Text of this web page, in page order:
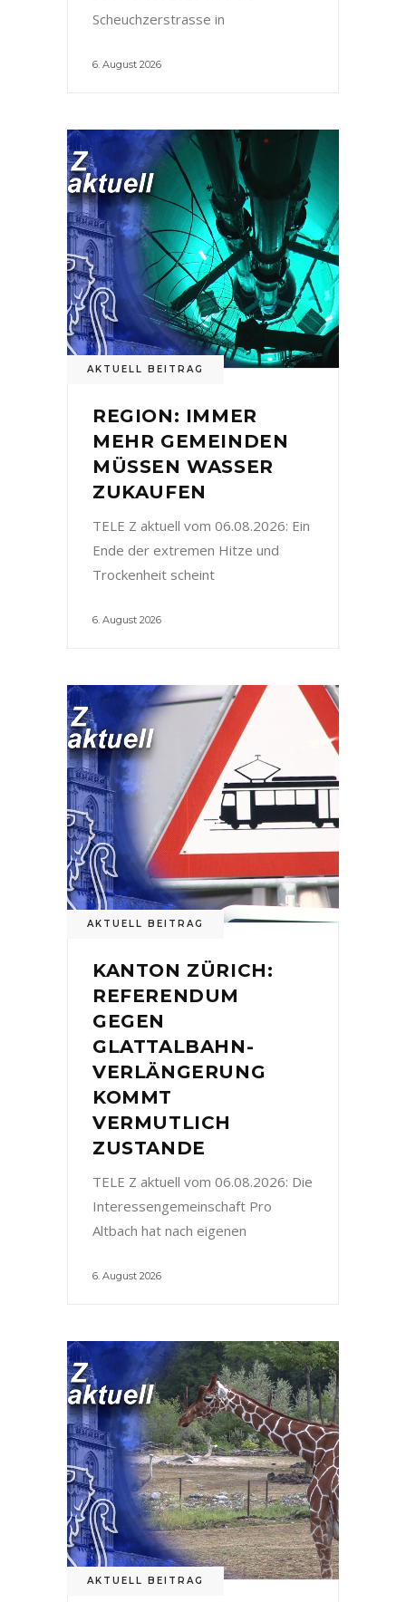
Scheuchzerstrasse in
6. August 2026
AKTUELL BEITRAG
REGION: IMMER
MEHR GEMEINDEN
MÜSSEN WASSER
ZUKAUFEN
TELE Z aktuell vom 06.08.2026: Ein
Ende der extremen Hitze und
Trockenheit scheint
6. August 2026
AKTUELL BEITRAG
KANTON ZÜRICH:
REFERENDUM
GEGEN
GLATTALBAHN-
VERLÄNGERUNG
KOMMT
VERMUTLICH
ZUSTANDE
TELE Z aktuell vom 06.08.2026: Die
Interessengemeinschaft Pro
Altbach hat nach eigenen
6. August 2026
AKTUELL BEITRAG